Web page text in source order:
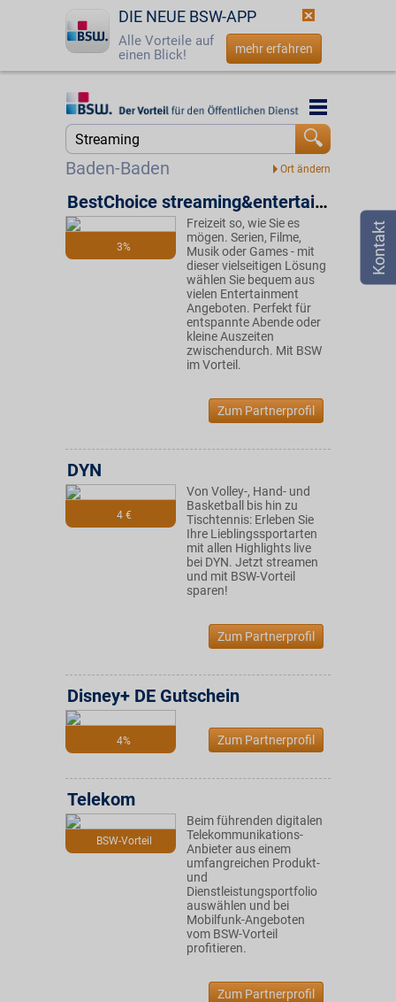
DIE NEUE BSW-APP
Alle Vorteile auf
einen Blick!
mehr erfahren
Startseite
Jetzt BSW-Mitglied werden
☎ 0800 - 279 25 82
Baden-Baden
Startseite
Suche
3%
BestChoice streaming&entertainment
Freizeit so, wie Sie es
mögen. Serien, Filme,
Musik oder Games - mit
dieser vielseitigen Lösung
wählen Sie bequem aus
vielen Entertainment
Angeboten. Perfekt für
entspannte Abende oder
kleine Auszeiten
zwischendurch. Mit BSW
im Vorteil.
Zum Partnerprofil
4 €
DYN
Von Volley-, Hand- und
Basketball bis hin zu
Tischtennis: Erleben Sie
Ihre Lieblingssportarten
mit allen Highlights live
bei DYN. Jetzt streamen
und mit BSW-Vorteil
sparen!
Zum Partnerprofil
4%
Disney+ DE Gutschein
Zum Partnerprofil
BSW-Vorteil
Telekom
Beim führenden digitalen
Telekommunikations-
Anbieter aus einem
umfangreichen Produkt-
und
Dienstleistungsportfolio
auswählen und bei
Mobilfunk-Angeboten
vom BSW-Vorteil
profitieren.
Zum Partnerprofil